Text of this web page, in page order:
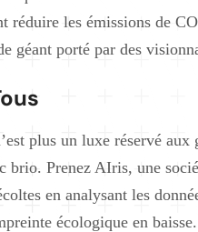
réduire les émissions de
géant porté par des
plus un luxe réservé aux
brio. Prenez AIris, une
en analysant les
écologique en baisse.